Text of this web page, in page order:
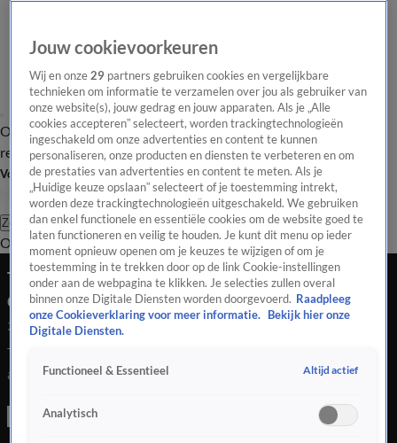
Overzicht Laatste nieuws Regionieuws Het beste van Hart
Tip de
redactie
Volg Hart van Nederland
Zoeken
OverzichtRegioUitzendingenWeerTip de redactiePanelVideo's
Trein ontspoort bij Groningen, herstel aan spoor
duurt tot av...
28 juni 2021, 10:03
Trein ontspoort bij Groningen, herstel aan spoor duurt tot
avond
Jouw cookievoorkeuren
Wij en onze29 partners gebruiken cookies en vergelijkbare
technieken om informatie te verzamelen over jou als gebruiker van
onze website(s), jouw gedrag en jouw apparaten. Als je „Alle
cookies accepteren” selecteert, worden trackingtechnologieën
ingeschakeld om onze advertenties en content te kunnen
personaliseren, onze producten en diensten te verbeteren en om
de prestaties van advertenties en content te meten. Als je
„Huidige keuze opslaan” selecteert of je toestemming intrekt,
worden deze trackingtechnologieën uitgeschakeld. We gebruiken
dan enkel functionele en essentiële cookies om de website goed te
laten functioneren en veilig te houden. Je kunt dit menu op ieder
moment opnieuw openen om je keuzes te wijzigen of om je
toestemming in te trekken door op de link Cookie-instellingen
onder aan de webpagina te klikken. Je selecties zullen overal
binnen onze Digitale Diensten worden doorgevoerd. Raadpleeg
onze Cookieverklaring voor meer informatie.
Bekijk hier onze
Digitale Diensten.
Functioneel & Essentieel Altijd actief
Analytisch